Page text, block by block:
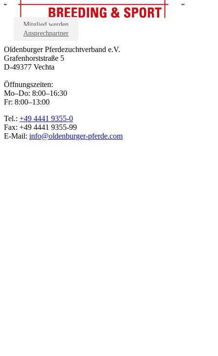
Mitglied werden
Ansprechpartner
Oldenburger Pferdezuchtverband e.V.
Grafenhorststraße 5
D-49377 Vechta
Öffnungszeiten:
Mo–Do: 8:00–16:30
Fr: 8:00–13:00
Tel.: +49 4441 9355-0
Fax: +49 4441 9355-99
E-Mail: info@oldenburger-pferde.com